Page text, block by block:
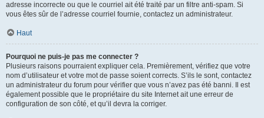
adresse incorrecte ou que le courriel ait été traité par un filtre anti-spam. Si
vous êtes sûr de l’adresse courriel fournie, contactez un administrateur.
Haut
Pourquoi ne puis-je pas me connecter ?
Plusieurs raisons pourraient expliquer cela. Premièrement, vérifiez que votre
nom d’utilisateur et votre mot de passe soient corrects. S’ils le sont, contactez
un administrateur du forum pour vérifier que vous n’avez pas été banni. Il est
également possible que le propriétaire du site Internet ait une erreur de
configuration de son côté, et qu’il devra la corriger.